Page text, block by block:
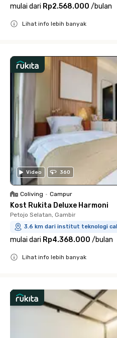
mulai dari Rp2.568.000 /bulan
Lihat info lebih banyak
Video 360
Coliving • Campur
Kost Rukita Deluxe Harmoni
Petojo Selatan, Gambir
3.6 km dari institut teknologi
mulai dari Rp4.368.000 /bulan
Lihat info lebih banyak